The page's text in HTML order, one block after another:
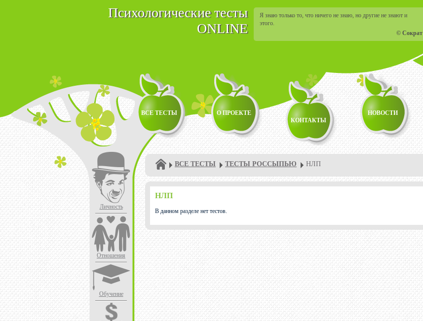
Психологические тесты
ONLINE
Я знаю только то, что ничего не знаю, но другие не знают и
этого.
© Сократ
ВСЕ ТЕСТЫ
О ПРОЕКТЕ
КОНТАКТЫ
НОВОСТИ
Личность
Отношения
Обучение
ВСЕ ТЕСТЫ ТЕСТЫ РОССЫПЬЮ НЛП
НЛП
В данном разделе нет тестов.